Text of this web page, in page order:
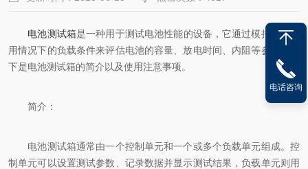
电池测试箱是一种用于测试电池性能的设备，它通过模拟真实使
用情况下的负载条件来评估电池的容量、放电时间、内阻等参数。以
下是电池测试箱的简介以及使用注意事项。
简介：
电池测试箱通常由一个控制单元和一个或多个负载单元组成。控
制单元可以设置测试参数、记录数据并显示测试结果，负载单元则用
电话咨询